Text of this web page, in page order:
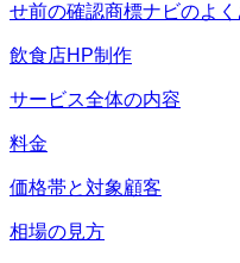
せ前の確認商標ナビのよ
飲食店HP制作
サービス全体の内容
料金
価格帯と対象顧客
相場の見方